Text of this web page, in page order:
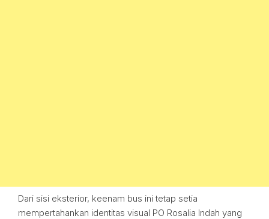
Dari sisi eksterior, keenam bus ini tetap setia
mempertahankan identitas visual PO Rosalia Indah yang